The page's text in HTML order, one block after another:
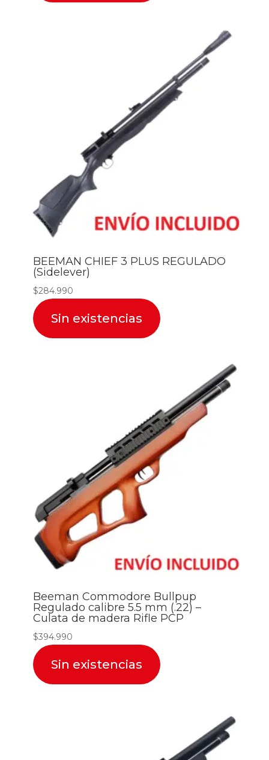
BEEMAN CHIEF 3 PLUS REGULADO
(Sidelever)
$284.990
Sin existencias
Beeman Commodore Bullpup
Regulado calibre 5.5 mm (.22) –
Culata de madera Rifle PCP
$394.990
Sin existencias